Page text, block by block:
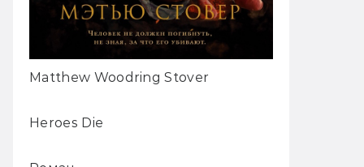
Matthew Woodring Stover
Heroes Die